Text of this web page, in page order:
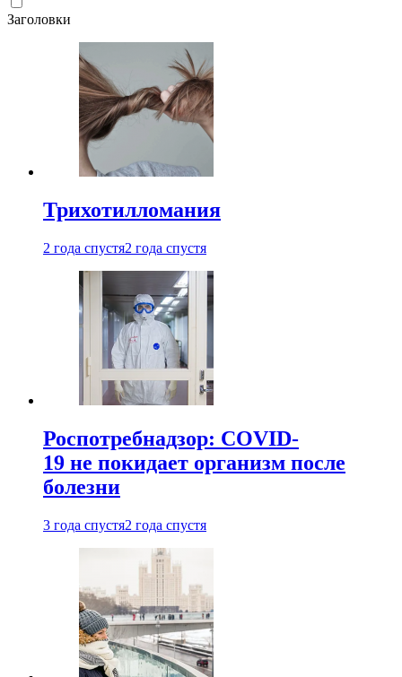
Заголовки
Трихотилломания
2 года спустя2 года спустя
Роспотребнадзор: COVID-
19 не покидает организм после
болезни
3 года спустя2 года спустя